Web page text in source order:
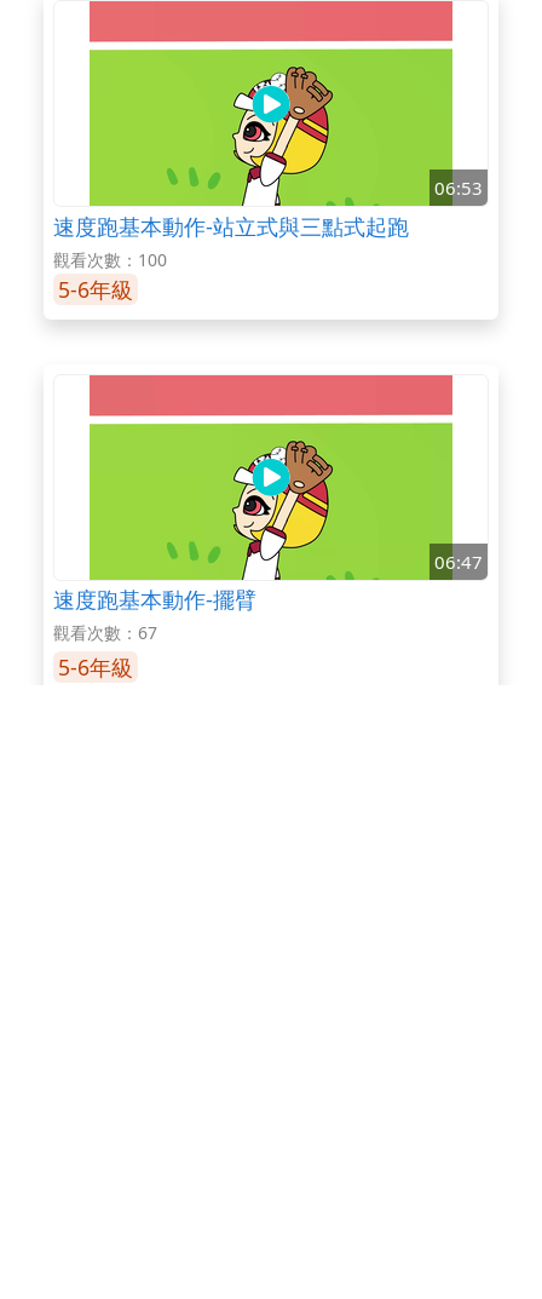
06:53
速度跑基本動作-站立式與三點式起跑
觀看次數：100
5-6年級
06:47
速度跑基本動作-擺臂
觀看次數：67
5-6年級